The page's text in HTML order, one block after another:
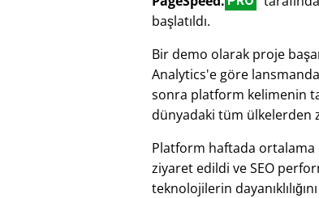
başlatıldı.
Bir demo olarak proje
Analytics'e göre
sonra platform kelimenin
dünyadaki tüm ülkelerden
Platform haftada ortalama
ziyaret edildi ve SEO
teknolojilerin